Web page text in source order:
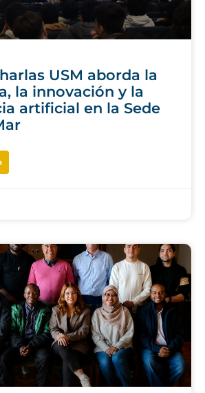
USM aborda la
la innovación y la
artificial en la Sede